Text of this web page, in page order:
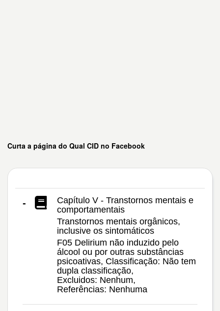
Curta a página do Qual CID no Facebook
-
Capítulo V - Transtornos mentais e
comportamentais
Transtornos mentais orgânicos,
inclusive os sintomáticos
F05 Delirium não induzido pelo
álcool ou por outras substâncias
psicoativas, Classificação: Não tem
dupla classificação,
Excluidos: Nenhum,
Referências: Nenhuma